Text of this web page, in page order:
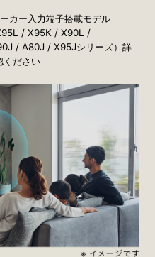
カー入力端子搭載モデル
/ X95K / X90L /
/ A80J / X95Jシリーズ）詳
ください